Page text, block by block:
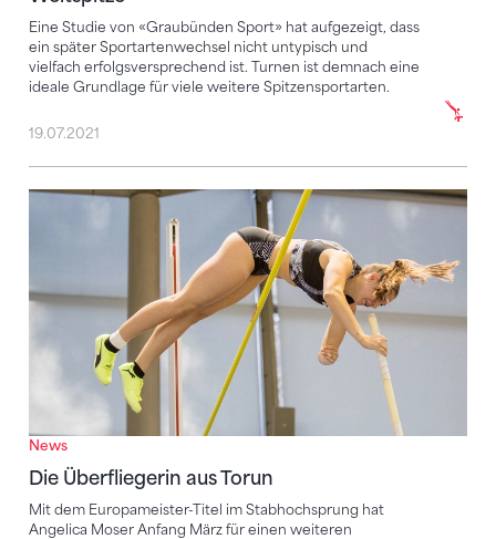
Eine Studie von «Graubünden Sport» hat aufgezeigt, dass
ein später Sportartenwechsel nicht untypisch und
vielfach erfolgsversprechend ist. Turnen ist demnach eine
ideale Grundlage für viele weitere Spitzensportarten.
19.07.2021
News
Die Überfliegerin aus Torun
Mit dem Europameister-Titel im Stabhochsprung hat
Angelica Moser Anfang März für einen weiteren
Die Überfliegerin aus Torun